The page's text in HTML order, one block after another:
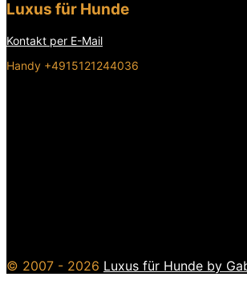
Luxus für Hunde
Kontakt per E-Mail
Handy +4915121244036
© 2007 - 2026 Luxus für Hunde by